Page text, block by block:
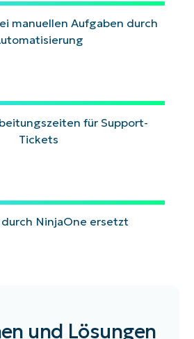
manuellen Aufgaben durch
für Support-
Tickets
NinjaOne ersetzt
und Lösungen